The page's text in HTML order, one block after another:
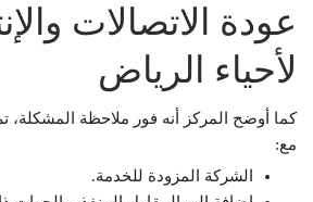
عودة الاتصالات
لأحياء الرياض
كما أوضح المركز أنه فور ملاحظة المشكلة،
مع:
الشركة المزودة للخدمة.